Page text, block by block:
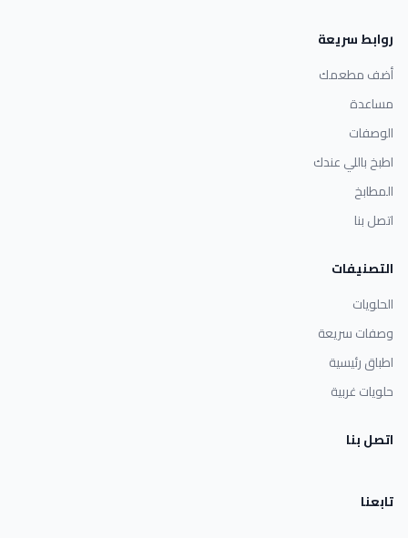
روابط سريعة
أضف مطعمك
مساعدة
الوصفات
اطبخ باللي عندك
المطابخ
اتصل بنا
التصنيفات
الحلويات
وصفات سريعة
اطباق رئيسية
حلويات غربية
اتصل بنا
تابعنا